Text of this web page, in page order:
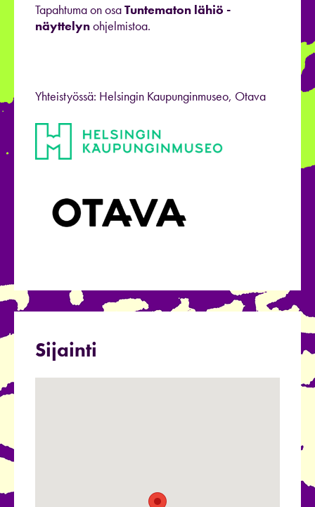
Tapahtuma on osaTuntematon lähiö -
näyttelynohjelmistoa.
Yhteistyössä: Helsingin Kaupunginmuseo, Otava
Sijainti